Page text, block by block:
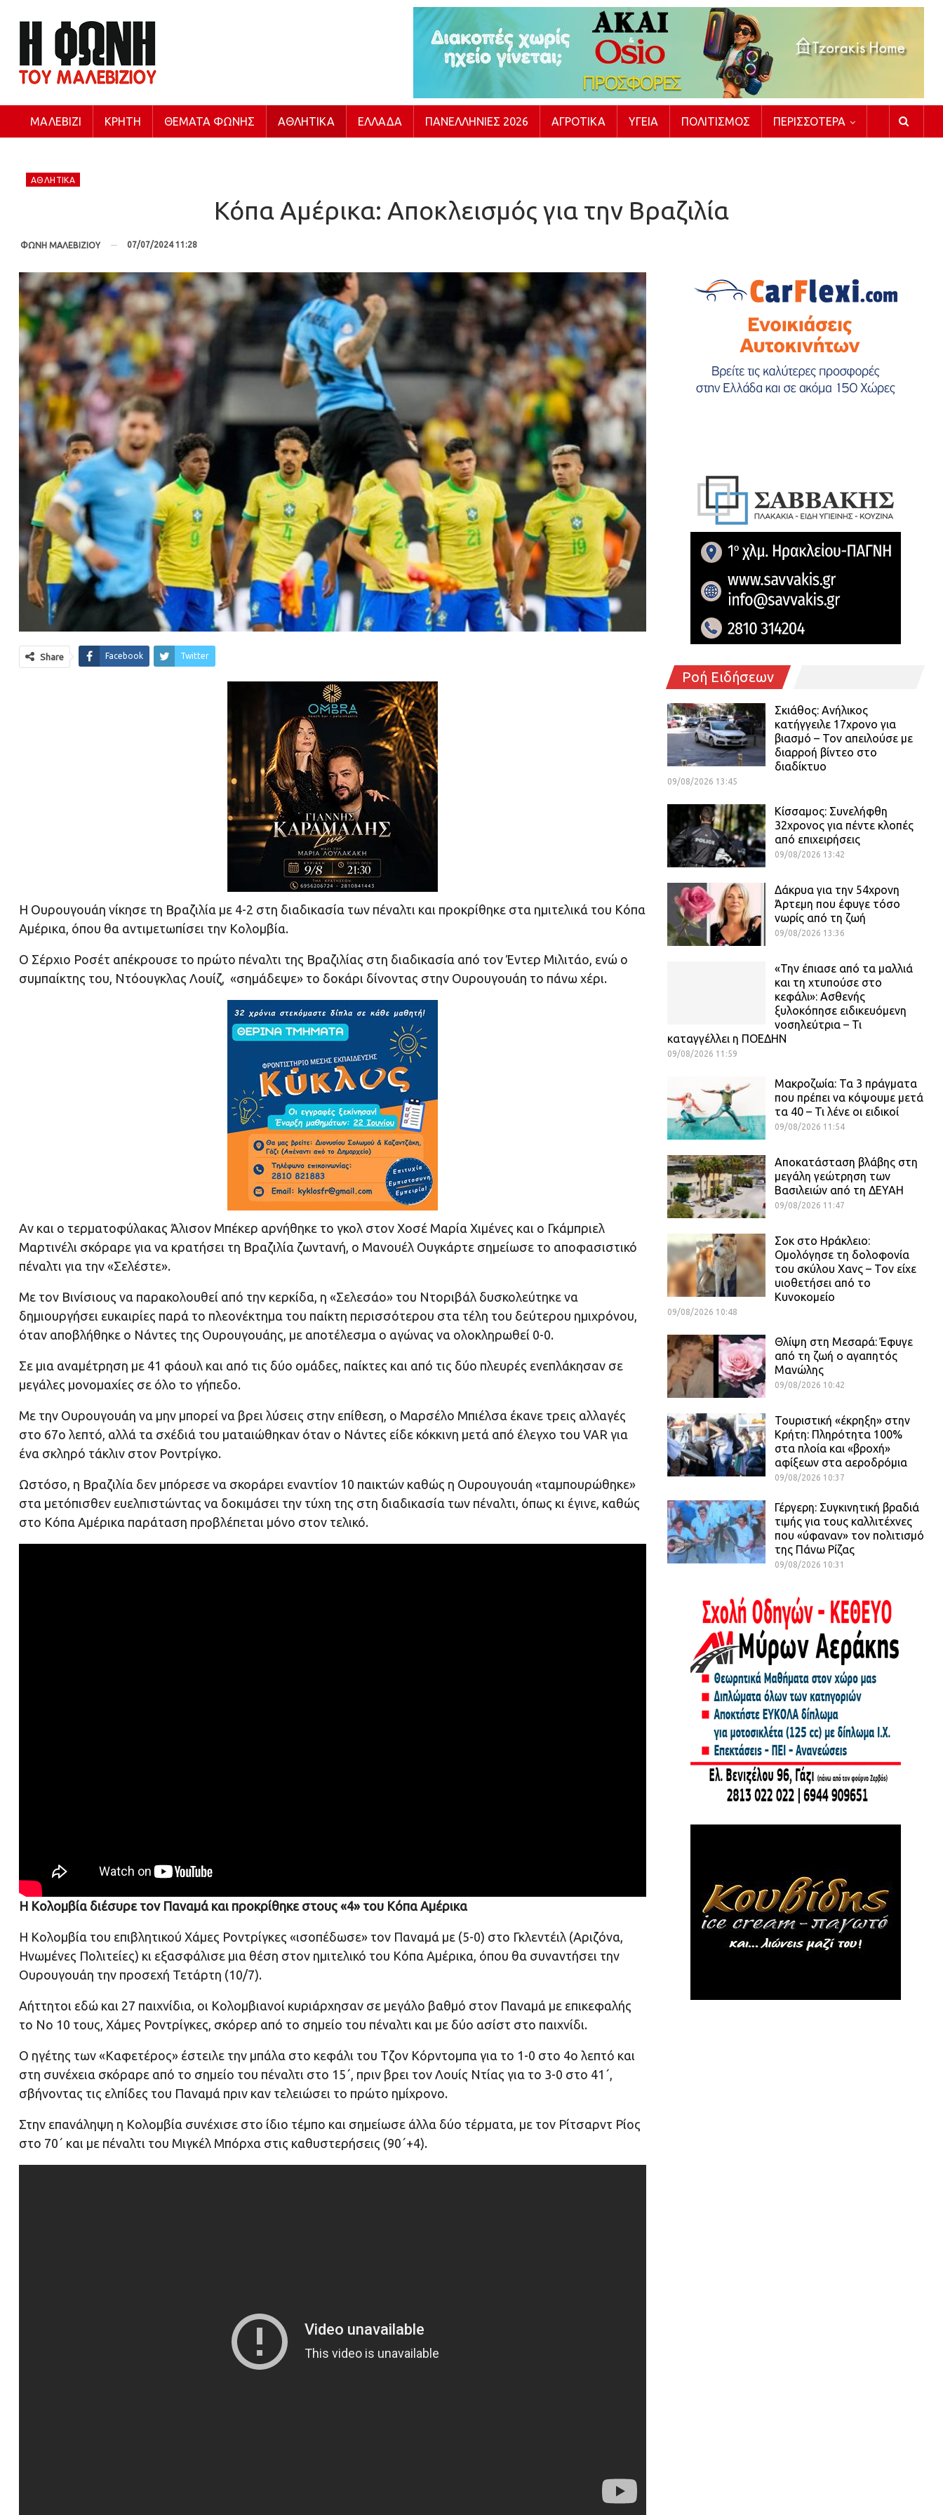
ΜΑΛΕΒΊΖΙ ΚΡΉΤΗ ΘΈΜΑΤΑ ΦΩΝΉΣ ΑΘΛΗΤΙΚΆ ΕΛΛΆΔΑ ΠΑΝΕΛΛΉΝΙΕΣ 2026 ΑΓΡΟΤΙΚΆ ΥΓΕΊΑ ΠΟΛΙΤΙΣΜΌΣ ΠΕΡΙΣΣΌΤΕΡΑ
ΑΘΛΗΤΙΚΆ
Κόπα Αμέρικα: Αποκλεισμός για την Βραζιλία
ΦΩΝΗ ΜΑΛΕΒΙΖΙΟΥ 07/07/2024 11:28
Share Facebook Twitter
Η Ουρουγουάη νίκησε τη Βραζιλία με 4-2 στη διαδικασία των πέναλτι και προκρίθηκε στα ημιτελικά του Κόπα
Αμέρικα, όπου θα αντιμετωπίσει την Κολομβία.
Ο Σέρχιο Ροσέτ απέκρουσε το πρώτο πέναλτι της Βραζιλίας στη διαδικασία από τον Έντερ Μιλιτάο, ενώ ο
συμπαίκτης του, Ντόουγκλας Λουίζ, «σημάδεψε» το δοκάρι δίνοντας στην Ουρουγουάη το πάνω χέρι.
Αν και ο τερματοφύλακας Άλισον Μπέκερ αρνήθηκε το γκολ στον Χοσέ Μαρία Χιμένες και ο Γκάμπριελ
Μαρτινέλι σκόραρε για να κρατήσει τη Βραζιλία ζωντανή, ο Μανουέλ Ουγκάρτε σημείωσε το αποφασιστικό
πέναλτι για την «Σελέστε».
Με τον Βινίσιους να παρακολουθεί από την κερκίδα, η «Σελεσάο» του Ντοριβάλ δυσκολεύτηκε να
δημιουργήσει ευκαιρίες παρά το πλεονέκτημα του παίκτη περισσότερου στα τέλη του δεύτερου ημιχρόνου,
όταν αποβλήθηκε ο Νάντες της Ουρουγουάης, με αποτέλεσμα ο αγώνας να ολοκληρωθεί 0-0.
Σε μια αναμέτρηση με 41 φάουλ και από τις δύο ομάδες, παίκτες και από τις δύο πλευρές ενεπλάκησαν σε
μεγάλες μονομαχίες σε όλο το γήπεδο.
Με την Ουρουγουάη να μην μπορεί να βρει λύσεις στην επίθεση, ο Μαρσέλο Μπιέλσα έκανε τρεις αλλαγές
στο 67ο λεπτό, αλλά τα σχέδιά του ματαιώθηκαν όταν ο Νάντες είδε κόκκινη μετά από έλεγχο του VAR για
ένα σκληρό τάκλιν στον Ροντρίγκο.
Ωστόσο, η Βραζιλία δεν μπόρεσε να σκοράρει εναντίον 10 παικτών καθώς η Ουρουγουάη «ταμπουρώθηκε»
στα μετόπισθεν ευελπιστώντας να δοκιμάσει την τύχη της στη διαδικασία των πέναλτι, όπως κι έγινε, καθώς
στο Κόπα Αμέρικα παράταση προβλέπεται μόνο στον τελικό.
Η Κολομβία διέσυρε τον Παναμά και προκρίθηκε στους «4» του Κόπα Αμέρικα
Η Κολομβία του επιβλητικού Χάμες Ροντρίγκες «ισοπέδωσε» τον Παναμά με (5-0) στο Γκλεντέιλ (Αριζόνα,
Ηνωμένες Πολιτείες) κι εξασφάλισε μια θέση στον ημιτελικό του Κόπα Αμέρικα, όπου θα συναντήσει την
Ουρουγουάη την προσεχή Τετάρτη (10/7).
Αήττητοι εδώ και 27 παιχνίδια, οι Κολομβιανοί κυριάρχησαν σε μεγάλο βαθμό στον Παναμά με επικεφαλής
το Νο 10 τους, Χάμες Ροντρίγκες, σκόρερ από το σημείο του πέναλτι και με δύο ασίστ στο παιχνίδι.
Ο ηγέτης των «Καφετέρος» έστειλε την μπάλα στο κεφάλι του Τζον Κόρντομπα για το 1-0 στο 4ο λεπτό και
στη συνέχεια σκόραρε από το σημείο του πέναλτι στο 15΄, πριν βρει τον Λουίς Ντίας για το 3-0 στο 41΄,
σβήνοντας τις ελπίδες του Παναμά πριν καν τελειώσει το πρώτο ημίχρονο.
Στην επανάληψη η Κολομβία συνέχισε στο ίδιο τέμπο και σημείωσε άλλα δύο τέρματα, με τον Ρίτσαρντ Ρίος
στο 70΄ και με πέναλτι του Μιγκέλ Μπόρχα στις καθυστερήσεις (90΄+4).
Ροή Ειδήσεων
Σκιάθος: Ανήλικος
κατήγγειλε 17χρονο για
βιασμό – Τον απειλούσε με
διαρροή βίντεο στο
διαδίκτυο
09/08/2026 13:45
Κίσσαμος: Συνελήφθη
32χρονος για πέντε κλοπές
από επιχειρήσεις
09/08/2026 13:42
Δάκρυα για την 54χρονη
Άρτεμη που έφυγε τόσο
νωρίς από τη ζωή
09/08/2026 13:36
«Την έπιασε από τα μαλλιά
και τη χτυπούσε στο
κεφάλι»: Ασθενής
ξυλοκόπησε ειδικευόμενη
νοσηλεύτρια – Τι
καταγγέλλει η ΠΟΕΔΗΝ
09/08/2026 11:59
Μακροζωία: Τα 3 πράγματα
που πρέπει να κόψουμε μετά
τα 40 – Τι λένε οι ειδικοί
09/08/2026 11:54
Αποκατάσταση βλάβης στη
μεγάλη γεώτρηση των
Βασιλειών από τη ΔΕΥΑΗ
09/08/2026 11:47
Σοκ στο Ηράκλειο:
Ομολόγησε τη δολοφονία
του σκύλου Χανς – Τον είχε
υιοθετήσει από το
Κυνοκομείο
09/08/2026 10:48
Θλίψη στη Μεσαρά: Έφυγε
από τη ζωή ο αγαπητός
Μανώλης
09/08/2026 10:42
Τουριστική «έκρηξη» στην
Κρήτη: Πληρότητα 100%
στα πλοία και «βροχή»
αφίξεων στα αεροδρόμια
09/08/2026 10:37
Γέργερη: Συγκινητική βραδιά
τιμής για τους καλλιτέχνες
που «ύφαναν» τον πολιτισμό
της Πάνω Ρίζας
09/08/2026 10:31